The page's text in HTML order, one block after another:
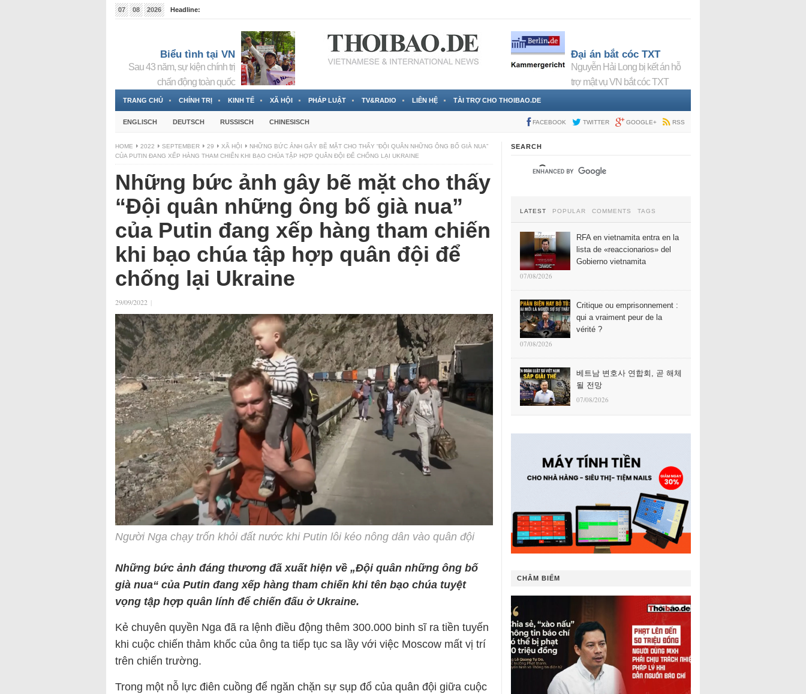
07 08 2026
Headline:
Biểu tình tại VN
Sau 43 năm, sự kiện chính trị
chấn động toàn quốc
Đại án bắt cóc TXT
Nguyễn Hải Long bị kết án hỗ
trợ mật vụ VN bắt cóc TXT
TRANG CHỦ CHÍNH TRỊ KINH TẾ XÃ HỘI PHÁP LUẬT TV&RADIO LIÊN HỆ TÀI TRỢ CHO THOIBAO.DE
ENGLISCH DEUTSCH RUSSISCH CHINESISCH FACEBOOK TWITTER GOOGLE+ RSS
HOME 2022 SEPTEMBER 29 XÃ HỘI
NHỮNG BỨC ẢNH GÂY BẼ MẶT CHO THẤY “ĐỘI QUÂN NHỮNG ÔNG BỐ GIÀ NUA”
CỦA PUTIN ĐANG XẾP HÀNG THAM CHIẾN KHI BẠO CHÚA TẬP HỢP QUÂN ĐỘI ĐỂ CHỐNG LẠI UKRAINE
Những bức ảnh gây bẽ mặt cho thấy
“Đội quân những ông bố già nua”
của Putin đang xếp hàng tham chiến
khi bạo chúa tập hợp quân đội để
chống lại Ukraine
29/09/2022 |
Người Nga chạy trốn khỏi đất nước khi Putin lôi kéo nông dân vào quân đội
Những bức ảnh đáng thương đã xuất hiện về „Đội quân những ông bố
già nua“ của Putin đang xếp hàng tham chiến khi tên bạo chúa tuyệt
vọng tập hợp quân lính để chiến đấu ở Ukraine.
Kẻ chuyên quyền Nga đã ra lệnh điều động thêm 300.000 binh sĩ ra tiền tuyến
khi cuộc chiến thảm khốc của ông ta tiếp tục sa lầy với việc Moscow mất vị trí
trên chiến trường.
Trong một nỗ lực điên cuồng để ngăn chặn sự sụp đổ của quân đội giữa cuộc
SEARCH
LATEST POPULAR COMMENTS TAGS
RFA en vietnamita entra en la
lista de «reaccionarios» del
Gobierno vietnamita
07/08/2026
Critique ou emprisonnement :
qui a vraiment peur de la
vérité ?
07/08/2026
베트남 변호사 연합회, 곧 해체
될 전망
07/08/2026
CHÂM BIẾM